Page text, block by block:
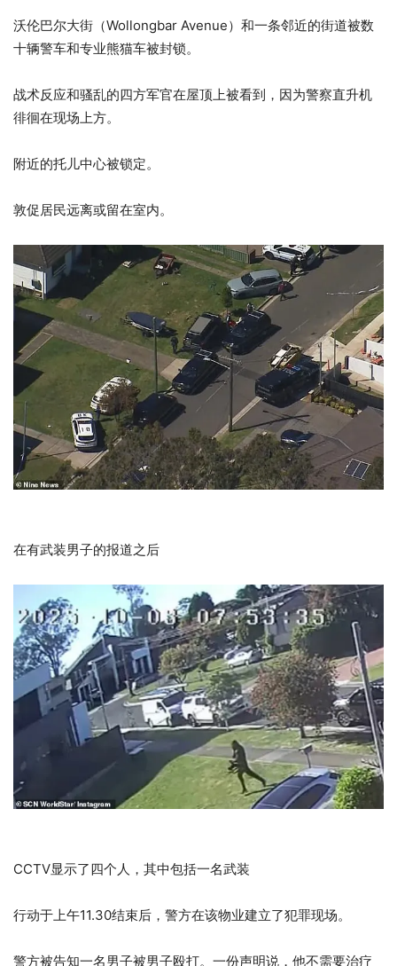
沃伦巴尔大街（Wollongbar Avenue）和一条邻近的街道被数
十辆警车和专业熊猫车被封锁。
战术反应和骚乱的四方军官在屋顶上被看到，因为警察直升机
徘徊在现场上方。
附近的托儿中心被锁定。
敦促居民远离或留在室内。
在有武装男子的报道之后
CCTV显示了四个人，其中包括一名武装
行动于上午11.30结束后，警方在该物业建立了犯罪现场。
警方被告知一名男子被男子殴打。一份声明说，他不需要治疗